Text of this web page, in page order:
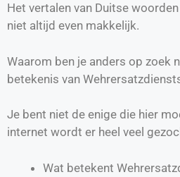
Het vertalen van Duitse
niet altijd even makkelijk.
Waarom ben je anders op zoek
betekenis van
Je bent niet de enige die hier
internet wordt er heel veel
Wat betekent